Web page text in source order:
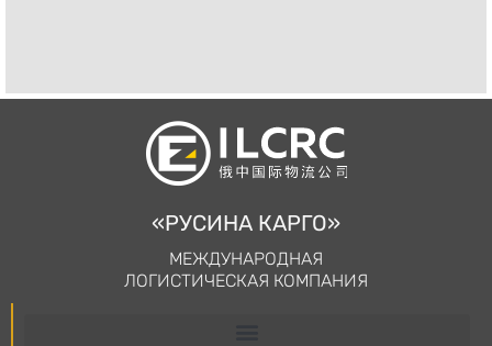
«РУСИНА КАРГО»
МЕЖДУНАРОДНАЯ
ЛОГИСТИЧЕСКАЯ КОМПАНИЯ